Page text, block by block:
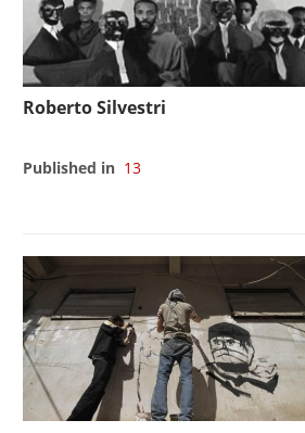
Roberto Silvestri
Published in 13